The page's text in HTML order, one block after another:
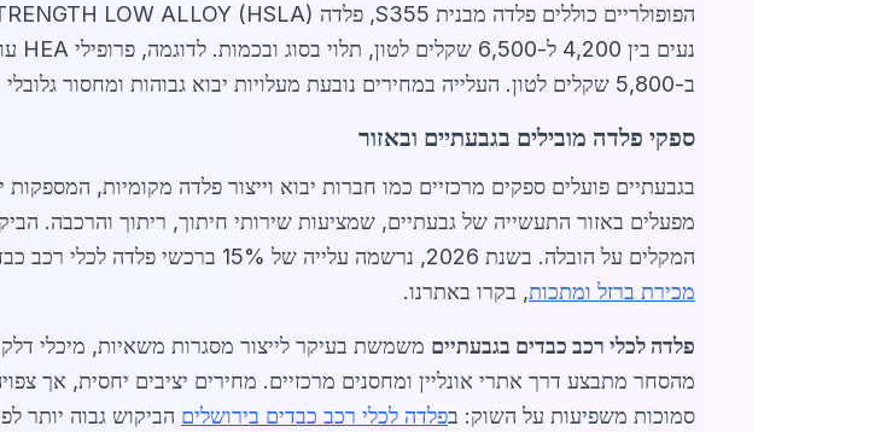
ב-5,800 שקלים לטון. העלייה במחירים נובעת מעלויות יבוא גבוהות ומחסור גלובלי בחומרי גלם, אך ספקים מקומיים מציעים הנחות על הזמנות גדולות.
ספקי פלדה מובילים בגבעתיים ובאזור
בגבעתיים פועלים ספקים מרכזיים כמו חברות יבוא וייצור פלדה מקומיות,
המקלים על הובלה. בשנת 2026, נרשמה עלייה של 15% ברכשי פלדה לכלי רכב כבדים, בעיקר מחברות לוגיסטיקה ומפעלי ייצור משאיות. למידע נוסף על
מכירת ברזל ומתכות, בקרו באתרנו.
פלדה לכלי רכב כבדים בגבעתיים
סמוכות משפיעות על השוק: בפלדה לכלי רכב כבדים בירושלים הביקוש גבוה יותר